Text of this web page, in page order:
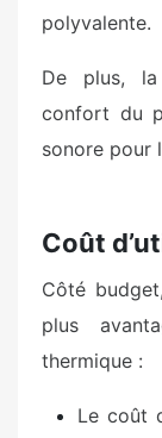
polyvalente.
De plus, la
confort du
sonore pour
Coût
Côté
plus
thermique :
Le coût